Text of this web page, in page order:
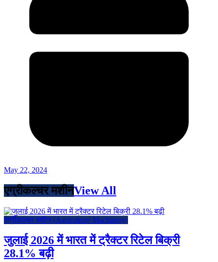
May 22, 2024
एग्रीकल्चर मशीनView All
एग्रीकल्चर मशीन (Agriculture Machinery)
जुलाई 2026 में भारत में ट्रैक्टर रिटेल बिक्री
28.1% बढ़ी